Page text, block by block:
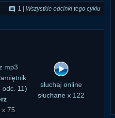
1 Wszystkie odcinki tego cyklu
75
słuchaj online